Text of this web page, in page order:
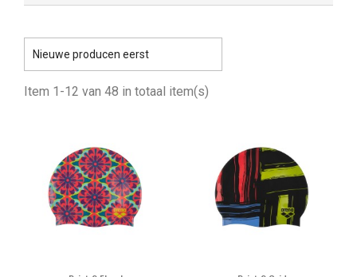
Nieuwe producen eerst
Item 1-12 van 48 in totaal item(s)